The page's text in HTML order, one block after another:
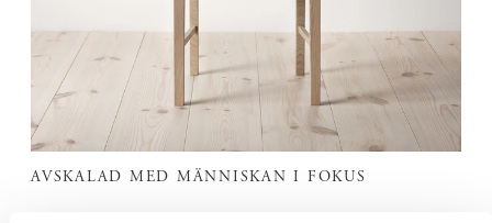
AVSKALAD MED MÄNNISKAN I FOKUS